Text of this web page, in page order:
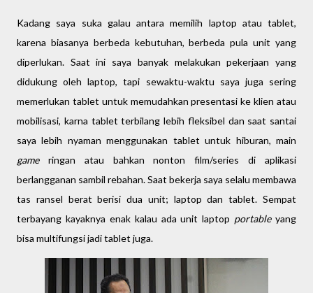
Kadang saya suka galau antara memilih laptop atau tablet,
karena biasanya berbeda kebutuhan, berbeda pula unit yang
diperlukan. Saat ini saya banyak melakukan pekerjaan yang
didukung oleh laptop, tapi sewaktu-waktu saya juga sering
memerlukan tablet untuk memudahkan presentasi ke klien atau
mobilisasi, karna tablet terbilang lebih fleksibel dan saat santai
saya lebih nyaman menggunakan tablet untuk hiburan, main
game ringan atau bahkan nonton film/series di aplikasi
berlangganan sambil rebahan. Saat bekerja saya selalu membawa
tas ransel berat berisi dua unit; laptop dan tablet. Sempat
terbayang kayaknya enak kalau ada unit laptop portable yang
bisa multifungsi jadi tablet juga.